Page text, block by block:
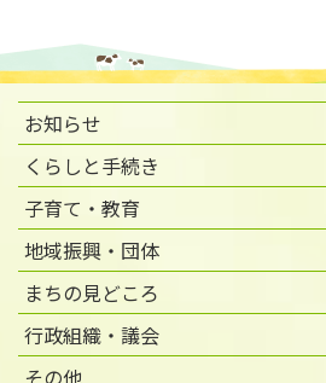
お知らせ
くらしと手続き
子育て・教育
地域振興・団体
まちの見どころ
行政組織・議会
その他